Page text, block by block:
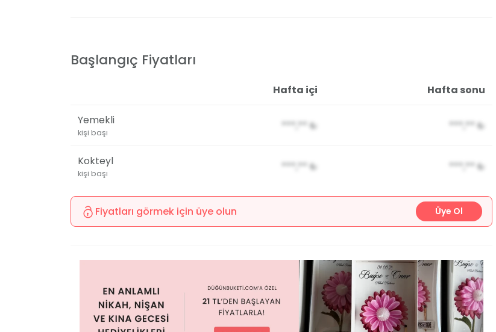
Başlangıç Fiyatları
Hafta içi Hafta sonu
Yemekli
kişi başı
***,** ₺ ***,** ₺
Kokteyl
kişi başı
***,** ₺ ***,** ₺
Fiyatları görmek için üye olun Üye Ol